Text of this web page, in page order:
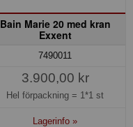
Bain Marie 20 med kran
Exxent
7490011
3.900,00 kr
Hel förpackning = 1*1 st
Lagerinfo »